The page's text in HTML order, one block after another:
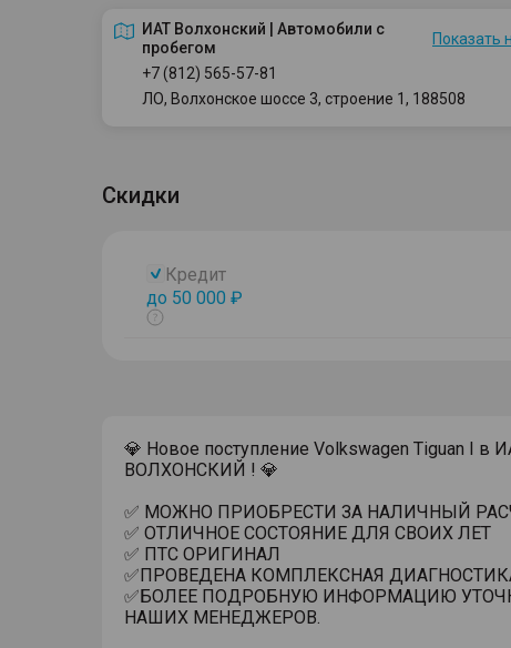
ИАТ Волхонский | Автомобили с
пробегом
Показать
+7 (812) 565-57-81
ЛО, Волхонское шоссе 3, строение 1, 188508
Скидки
Кредит
до 50 000 ₽
Показать
💎 Новое поступление Volkswagen Tiguan I в
ВОЛХОНСКИЙ ! 💎
✅ МОЖНО ПРИОБРЕСТИ ЗА НАЛИЧНЫЙ
✅ ОТЛИЧНОЕ СОСТОЯНИЕ ДЛЯ СВОИХ ЛЕТ
✅ ПТС ОРИГИНАЛ
✅ПРОВЕДЕНА КОМПЛЕКСНАЯ
✅БОЛЕЕ ПОДРОБНУЮ ИНФОРМАЦИЮ
НАШИХ МЕНЕДЖЕРОВ.